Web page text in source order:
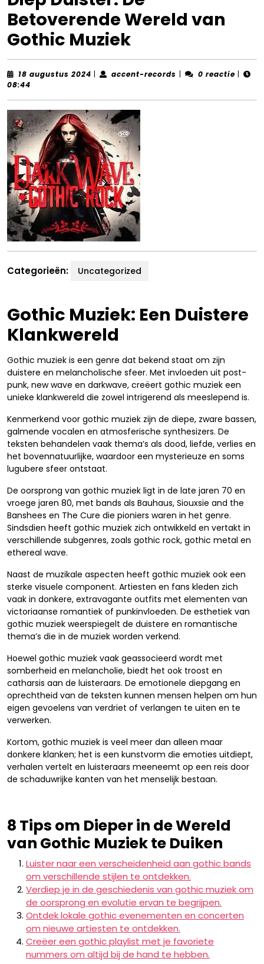
Betoverende Wereld van
Gothic Muziek
18 augustus 2024 18| accent-records accent-
| 0 reactie |
08:44
Categorieën: Uncategorized
Gothic Muziek: Een Duistere
Klankwereld
Gothic muziek is een genre dat bekend staat om zijn
duistere en melancholische sfeer. Met invloeden uit post-
punk, new wave en darkwave, creëert gothic muziek een
unieke klankwereld die zowel intrigerend als meeslepend is.
Kenmerkend voor gothic muziek zijn de diepe, zware bassen,
galmende vocalen en atmosferische synthesizers. De
teksten behandelen vaak thema’s als dood, liefde, verlies en
het bovennatuurlijke, waardoor een mysterieuze en soms
lugubere sfeer ontstaat.
De oorsprong van gothic muziek ligt in de late jaren 70 en
vroege jaren 80, met bands als Bauhaus, Siouxsie and the
Banshees en The Cure die pioniers waren in het genre.
Sindsdien heeft gothic muziek zich ontwikkeld en vertakt in
verschillende subgenres, zoals gothic rock, gothic metal en
ethereal wave.
Naast de muzikale aspecten heeft gothic muziek ook een
sterke visuele component. Artiesten en fans kleden zich
vaak in donkere, extravagante outfits met elementen van
victoriaanse romantiek of punkinvloeden. De esthetiek van
gothic muziek weerspiegelt de duistere en romantische
thema’s die in de muziek worden verkend.
Hoewel gothic muziek vaak geassocieerd wordt met
somberheid en melancholie, biedt het ook troost en
catharsis aan de luisteraars. De emotionele diepgang en
oprechtheid van de teksten kunnen mensen helpen om hun
eigen gevoelens van verdriet of verlangen te uiten en te
verwerken.
Kortom, gothic muziek is veel meer dan alleen maar
donkere klanken; het is een kunstvorm die emoties uitdiept,
verhalen vertelt en luisteraars meeneemt op een reis door
de schaduwrijke kanten van het menselijk bestaan.
8 Tips om Dieper in de Wereld
van Gothic Muziek te Duiken
Luister naar een verscheidenheid aan gothic bands
om verschillende stijlen te ontdekken.
Verdiep je in de geschiedenis van gothic muziek om
de oorsprong en evolutie ervan te begrijpen.
Ontdek lokale gothic evenementen en concerten
om nieuwe artiesten te ontdekken.
Creëer een gothic playlist met je favoriete
nummers om altijd bij de hand te hebben.